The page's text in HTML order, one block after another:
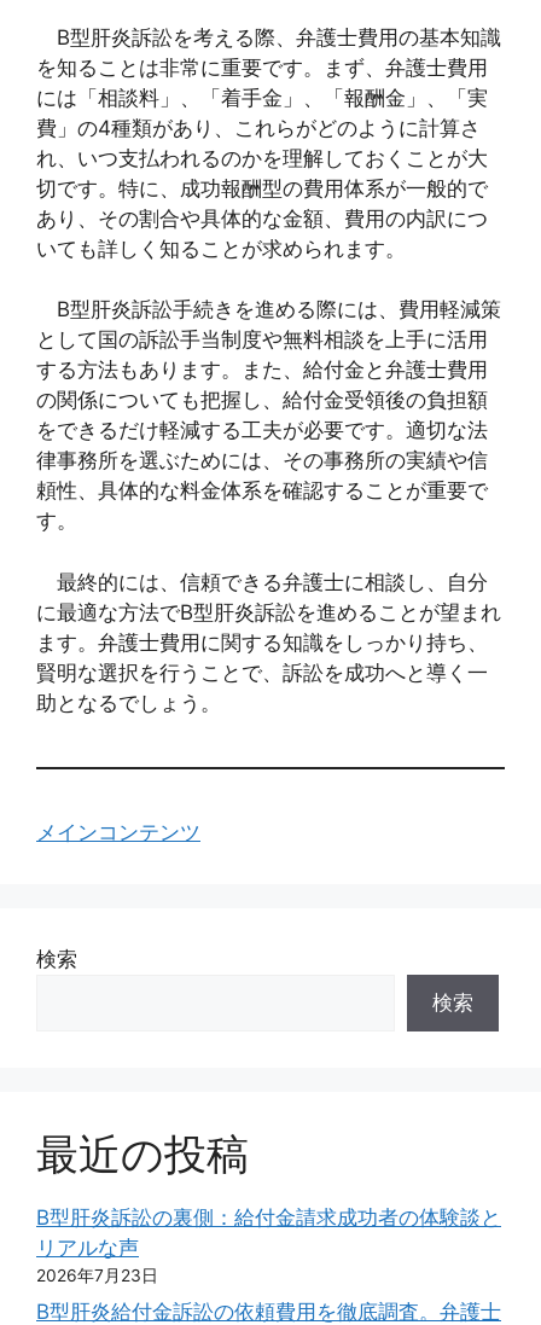
B型肝炎訴訟を考える際、弁護士費用の基本知識
を知ることは非常に重要です。まず、弁護士費用
には「相談料」、「着手金」、「報酬金」、「実
費」の4種類があり、これらがどのように計算さ
れ、いつ支払われるのかを理解しておくことが大
切です。特に、成功報酬型の費用体系が一般的で
あり、その割合や具体的な金額、費用の内訳につ
いても詳しく知ることが求められます。
B型肝炎訴訟手続きを進める際には、費用軽減策
として国の訴訟手当制度や無料相談を上手に活用
する方法もあります。また、給付金と弁護士費用
の関係についても把握し、給付金受領後の負担額
をできるだけ軽減する工夫が必要です。適切な法
律事務所を選ぶためには、その事務所の実績や信
頼性、具体的な料金体系を確認することが重要で
す。
最終的には、信頼できる弁護士に相談し、自分
に最適な方法でB型肝炎訴訟を進めることが望まれ
ます。弁護士費用に関する知識をしっかり持ち、
賢明な選択を行うことで、訴訟を成功へと導く一
助となるでしょう。
メインコンテンツ
検索
検索
最近の投稿
B型肝炎訴訟の裏側：給付金請求成功者の体験談と
リアルな声
2026年7月23日
B型肝炎給付金訴訟の依頼費用を徹底調査。弁護士